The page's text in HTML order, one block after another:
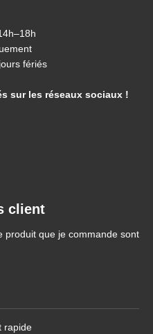
fériés
sur les réseaux sociaux !
client
produit que je commande sont
rapide